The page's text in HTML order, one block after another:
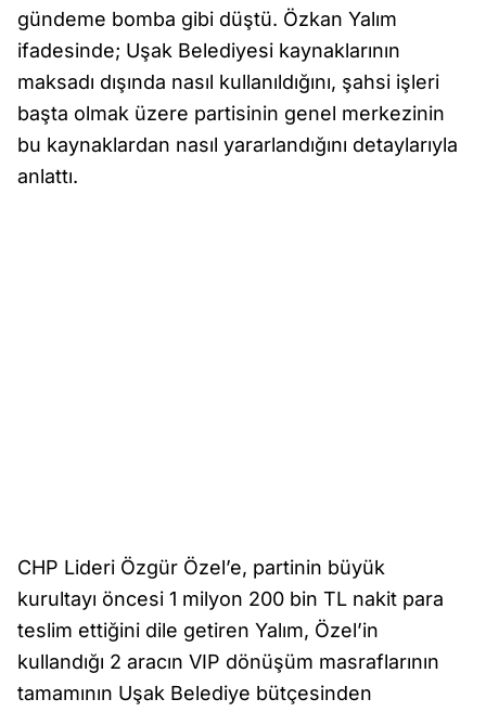
gündeme bomba gibi düştü. Özkan Yalım
ifadesinde; Uşak Belediyesi kaynaklarının
maksadı dışında nasıl kullanıldığını, şahsi işleri
başta olmak üzere partisinin genel merkezinin
bu kaynaklardan nasıl yararlandığını detaylarıyla
anlattı.
CHP Lideri Özgür Özel’e, partinin büyük
kurultayı öncesi 1 milyon 200 bin TL nakit para
teslim ettiğini dile getiren Yalım, Özel’in
kullandığı 2 aracın VIP dönüşüm masraflarının
tamamının Uşak Belediye bütçesinden